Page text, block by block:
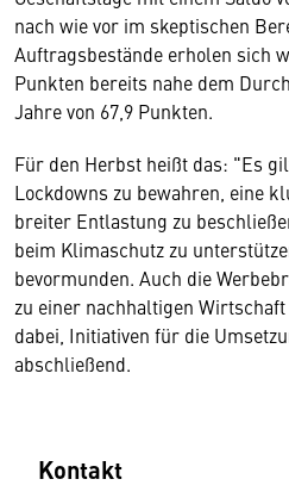
nach wie vor im skeptischen
Auftragsbestände erholen sich
Punkten bereits nahe dem
Jahre von 67,9 Punkten.
Für den Herbst heißt das: "Es
Lockdowns zu bewahren, eine
breiter Entlastung zu
beim Klimaschutz zu
bevormunden. Auch die
zu einer nachhaltigen
dabei, Initiativen für die
abschließend.
Kontakt